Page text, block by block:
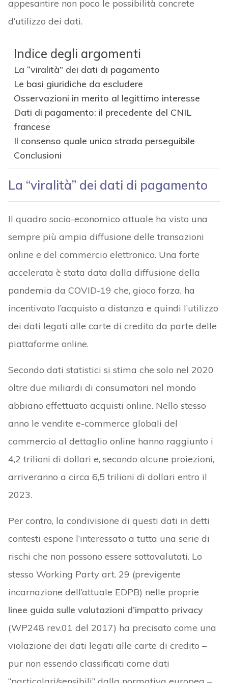
appesantire non poco le possibilità concrete
d’utilizzo dei dati.
Indice degli argomenti
La “viralità” dei dati di pagamento
Le basi giuridiche da escludere
Osservazioni in merito al legittimo interesse
Dati di pagamento: il precedente del CNIL
francese
Il consenso quale unica strada perseguibile
Conclusioni
La “viralità” dei dati di pagamento
Il quadro socio-economico attuale ha visto una
sempre più ampia diffusione delle transazioni
online e del commercio elettronico. Una forte
accelerata è stata data dalla diffusione della
pandemia da COVID-19 che, gioco forza, ha
incentivato l’acquisto a distanza e quindi l’utilizzo
dei dati legati alle carte di credito da parte delle
piattaforme online.
Secondo dati statistici si stima che solo nel 2020
oltre due miliardi di consumatori nel mondo
abbiano effettuato acquisti online. Nello stesso
anno le vendite e-commerce globali del
commercio al dettaglio online hanno raggiunto i
4,2 trilioni di dollari e, secondo alcune proiezioni,
arriveranno a circa 6,5 trilioni di dollari entro il
2023.
Per contro, la condivisione di questi dati in detti
contesti espone l’interessato a tutta una serie di
rischi che non possono essere sottovalutati. Lo
stesso Working Party art. 29 (previgente
incarnazione dell’attuale EDPB) nelle proprie
linee guida sulle valutazioni d’impatto privacy
(WP248 rev.01 del 2017) ha precisato come una
violazione dei dati legati alle carte di credito –
pur non essendo classificati come dati